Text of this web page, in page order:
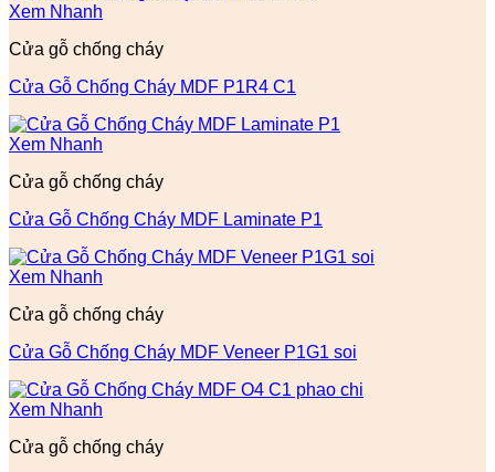
Xem Nhanh
Cửa gỗ chống cháy
Cửa Gỗ Chống Cháy MDF P1R4 C1
Xem Nhanh
Cửa gỗ chống cháy
Cửa Gỗ Chống Cháy MDF Laminate P1
Xem Nhanh
Cửa gỗ chống cháy
Cửa Gỗ Chống Cháy MDF Veneer P1G1 soi
Xem Nhanh
Cửa gỗ chống cháy